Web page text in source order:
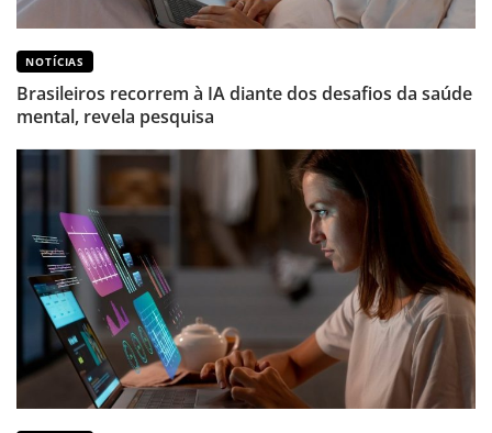
NOTÍCIAS
Brasileiros recorrem à IA diante dos desafios da saúde
mental, revela pesquisa